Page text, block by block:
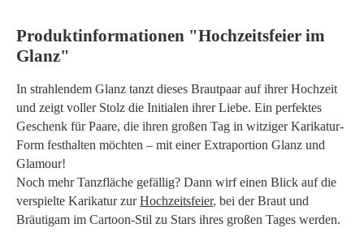
Produktinformationen "Hochzeitsfeier im
Glanz"
In strahlendem Glanz tanzt dieses Brautpaar auf ihrer Hochzeit
und zeigt voller Stolz die Initialen ihrer Liebe. Ein perfektes
Geschenk für Paare, die ihren großen Tag in witziger Karikatur-
Form festhalten möchten – mit einer Extraportion Glanz und
Glamour!
Noch mehr Tanzfläche gefällig? Dann wirf einen Blick auf die
verspielte Karikatur zurHochzeitsfeier, bei der Braut und
Bräutigam im Cartoon-Stil zu Stars ihres großen Tages werden.